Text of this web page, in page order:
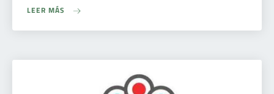
LEER MÁS